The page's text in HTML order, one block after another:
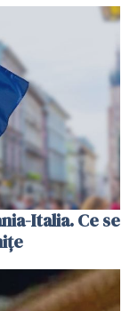
Italia. Ce se